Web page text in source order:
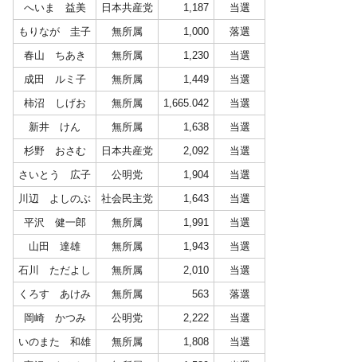
へいま 益美
日本共産党 1,187
当選
もりなが 圭子
無所属 1,000
落選
春山 ちあき
無所属 1,230
当選
成田 ルミ子
無所属 1,449
当選
柿沼 しげお
無所属 1,665.042
当選
新井 けん
無所属 1,638
当選
杉野 おさむ
日本共産党 2,092
当選
さいとう 広子
公明党 1,904
当選
川辺 よしのぶ
社会民主党 1,643
当選
平沢 健一郎
無所属 1,991
当選
山田 達雄
無所属 1,943
当選
石川 ただよし
無所属 2,010
当選
くろす あけみ
無所属 563
落選
岡崎 かつみ
公明党 2,222
当選
いのまた 和雄
無所属 1,808
当選